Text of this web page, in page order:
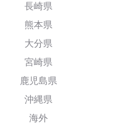
長崎県
熊本県
大分県
宮崎県
鹿児島県
沖縄県
海外